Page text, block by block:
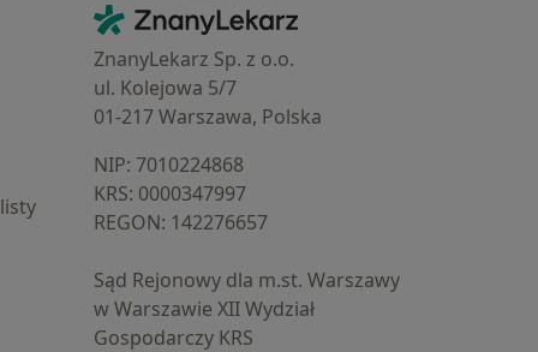
Kontakt
ZnanyLekarz - Strona główna
ZnanyLekarz Sp. z o.o.
ul. Kolejowa 5/7
01-217 Warszawa, Polska
NIP: ⁠7010224868
KRS: ⁠0000347997
REGON: ⁠142276657
Sąd Rejonowy dla m.st. Warszawy
w Warszawie XII Wydział
Gospodarczy KRS